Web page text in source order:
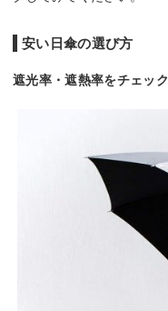
安い日傘の選び方
遮光率・遮熱率をチェック